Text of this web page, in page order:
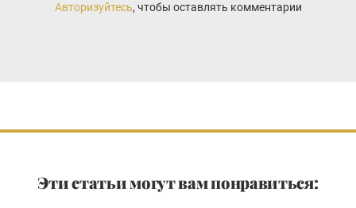
Авторизуйтесь, чтобы оставлять комментарии
Эти статьи могут вам понравиться: